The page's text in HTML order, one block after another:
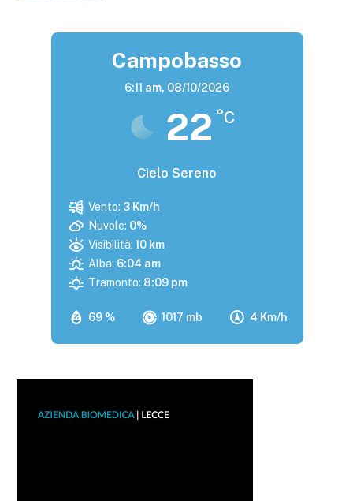
Campobasso
6:11 am, 08/10/2026
22 °C
Cielo Sereno
69 % 1017 mb 4 Km/h
Vento: 3 Km/h
Nuvole: 0%
Visibilità: 10 km
Alba: 6:04 am
Tramonto: 8:09 pm